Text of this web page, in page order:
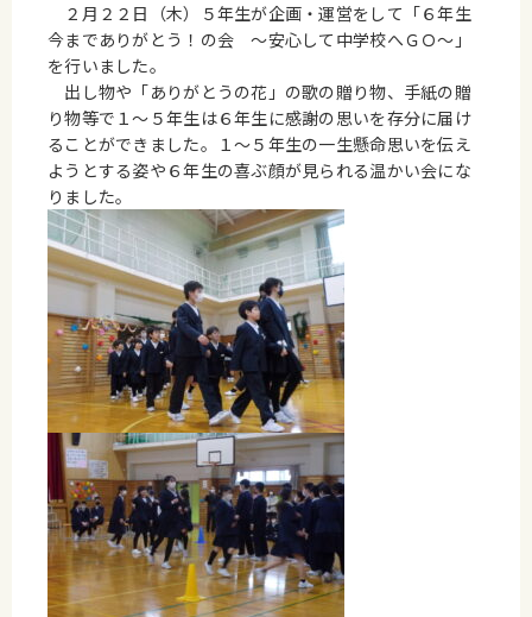
２月２２日（木）５年生が企画・運営をして「６年生
今までありがとう！の会 ～安心して中学校へＧＯ～」
を行いました。
出し物や「ありがとうの花」の歌の贈り物、手紙の贈
り物等で１～５年生は６年生に感謝の思いを存分に届け
ることができました。１～５年生の一生懸命思いを伝え
ようとする姿や６年生の喜ぶ顔が見られる温かい会にな
りました。